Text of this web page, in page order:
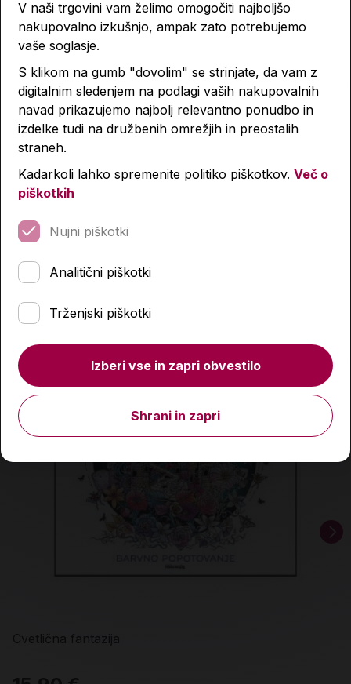
Planiranje projekta
2,59 €
Količina
Podobni izdelki
Cvetlična fantazija
V naši trgovini vam želimo omogočiti najboljšo
nakupovalno izkušnjo, ampak zato potrebujemo
vaše soglasje.
S klikom na gumb "dovolim" se strinjate, da vam z
digitalnim sledenjem na podlagi vaših nakupovalnih
navad prikazujemo najbolj relevantno ponudbo in
izdelke tudi na družbenih omrežjih in preostalih
straneh.
Kadarkoli lahko spremenite politiko piškotkov. Več o
piškotkih
Nujni piškotki
Analitični piškotki
Trženjski piškotki
Izberi vse in zapri obvestilo
Shrani in zapri